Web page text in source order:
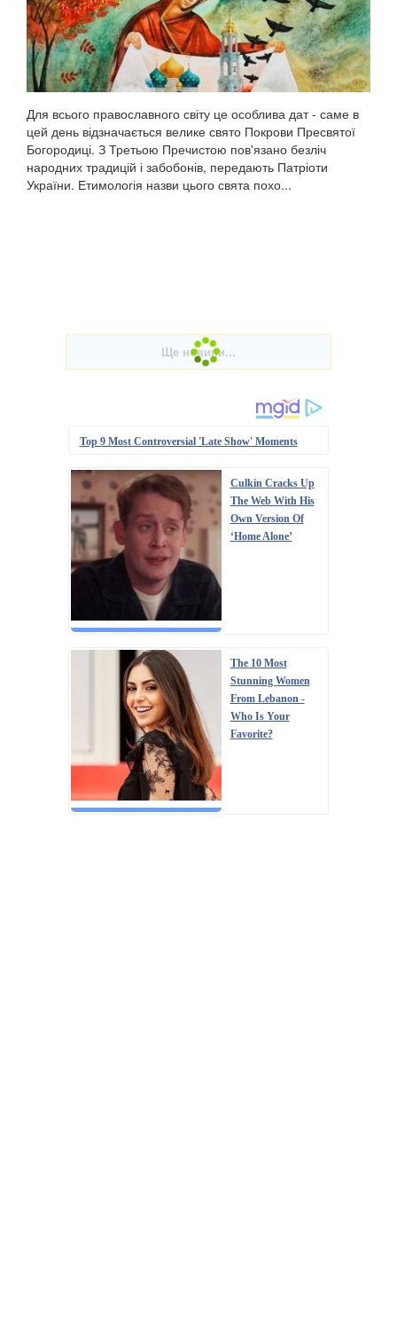
Для всього православного світу це особлива дат - саме в
цей день відзначається велике свято Покрови Пресвятої
Богородиці. З Третьою Пречистою пов'язано безліч
народних традицій і забобонів, передають Патріоти
України. Етимологія назви цього свята похо...
Top 9 Most Controversial 'Late Show' Moments
Culkin Cracks Up
The Web With His
Own Version Of
‘Home Alone’
The 10 Most
Stunning Women
From Lebanon -
Who Is Your
Favorite?